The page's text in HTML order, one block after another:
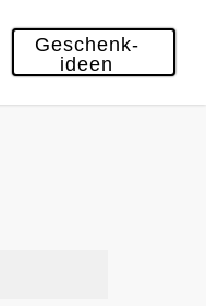
Geschenk-
ideen